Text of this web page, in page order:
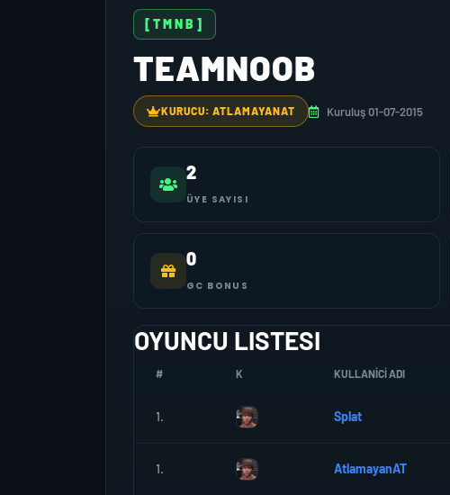
[TMNB]
TEAMNOOB
KURUCU: ATLAMAYANAT Kuruluş 01-07-2015
2
ÜYE SAYISI
0
GC BONUS
OYUNCU LISTESI
# K KULLANICI ADI
1. Splat
1. AtlamayanAT